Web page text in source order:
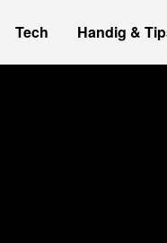
Tech Handig &